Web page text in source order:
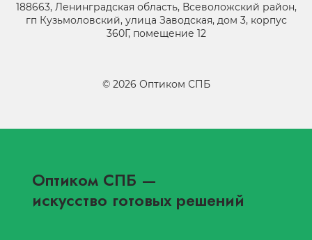
188663, Ленинградская область, Всеволожский район,
гп Кузьмоловский, улица Заводская, дом 3, корпус
360Г, помещение 12
© 2026 Оптиком СПБ
Оптиком СПБ —
искусство готовых решений